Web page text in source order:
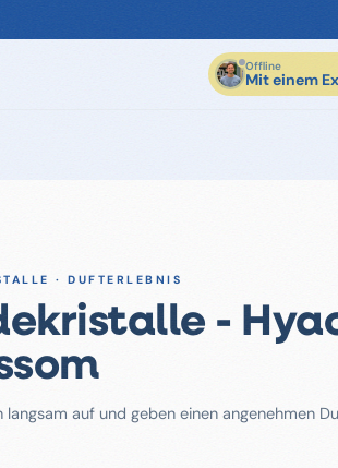
Offline
Mit einem
· DUFTERLEBNIS
-
langsam auf und geben einen angenehmen